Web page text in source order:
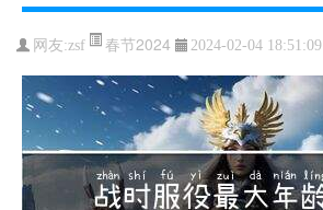
网友:zsf 春节2024 2024-02-04 18:51:09